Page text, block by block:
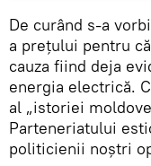
De curând s-a
a preţului pentru
cauza fiind deja
energia electrică.
al „istoriei
Parteneriatului
politicienii noştri